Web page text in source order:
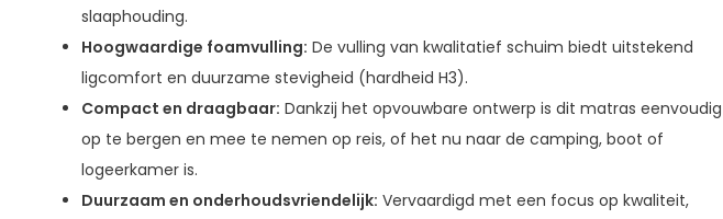
slaaphouding.
Hoogwaardige foamvulling: De vulling van kwalitatief schuim biedt uitstekend
ligcomfort en duurzame stevigheid (hardheid H3).
Compact en draagbaar: Dankzij het opvouwbare ontwerp is dit matras eenvoudig
op te bergen en mee te nemen op reis, of het nu naar de camping, boot of
logeerkamer is.
Duurzaam en onderhoudsvriendelijk: Vervaardigd met een focus op kwaliteit,